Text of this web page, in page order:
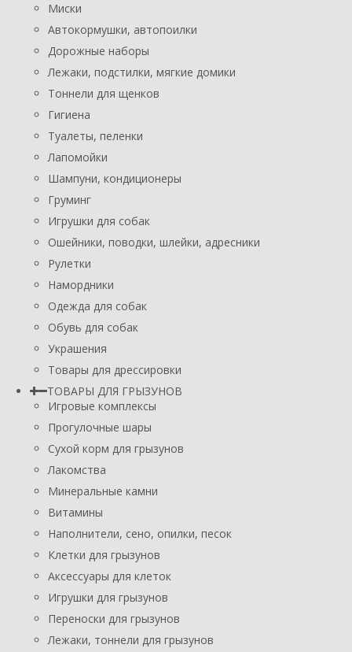
Миски
Автокормушки, автопоилки
Дорожные наборы
Лежаки, подстилки, мягкие домики
Тоннели для щенков
Гигиена
Туалеты, пеленки
Лапомойки
Шампуни, кондиционеры
Груминг
Игрушки для собак
Ошейники, поводки, шлейки, адресники
Рулетки
Намордники
Одежда для собак
Обувь для собак
Украшения
Товары для дрессировки
ТОВАРЫ ДЛЯ ГРЫЗУНОВ
Игровые комплексы
Прогулочные шары
Сухой корм для грызунов
Лакомства
Минеральные камни
Витамины
Наполнители, сено, опилки, песок
Клетки для грызунов
Аксессуары для клеток
Игрушки для грызунов
Переноски для грызунов
Лежаки, тоннели для грызунов